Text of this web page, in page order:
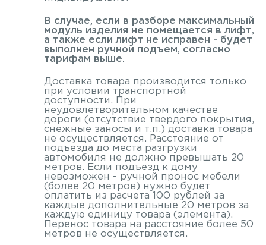
В случае, если в разборе максимальный
модуль изделия не помещается в лифт,
а также если лифт не исправен - будет
выполнен ручной подъем, согласно
тарифам выше.
Доставка товара производится только
при условии транспортной
доступности. При
неудовлетворительном качестве
дороги (отсутствие твердого покрытия,
снежные заносы и т.п.) доставка товара
не осуществляется. Расстояние от
подъезда до места разгрузки
автомобиля не должно превышать 20
метров. Если подъезд к дому
невозможен - ручной пронос мебели
(более 20 метров) нужно будет
оплатить из расчета 100 рублей за
каждые дополнительные 20 метров за
каждую единицу товара (элемента).
Перенос товара на расстояние более 50
метров не осуществляется.